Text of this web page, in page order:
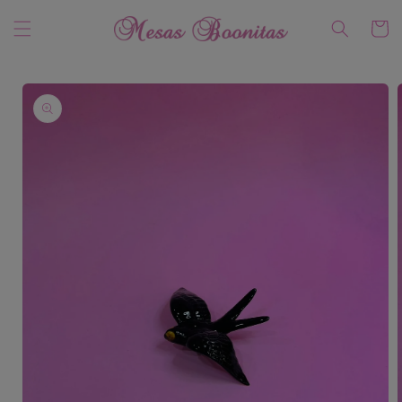
directamente
al contenido
Carrito
directamente
a la
información